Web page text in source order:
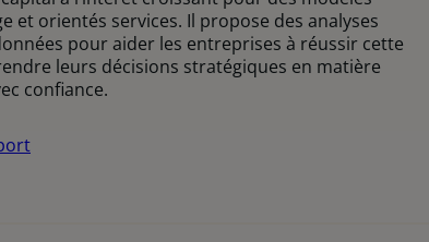
et orientés services. Il propose des analyses
pour aider les entreprises à réussir cette
leurs décisions stratégiques en matière
confiance.